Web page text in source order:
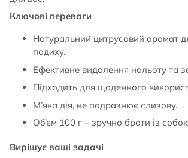
Ключові переваги
Натуральний цитрусовий аромат
подиху.
Ефективне видалення нальоту та
Підходить для щоденного
М’яка дія, не подразнює слизову.
Об’єм 100 г – зручно брати із
Вирішує ваші задачі